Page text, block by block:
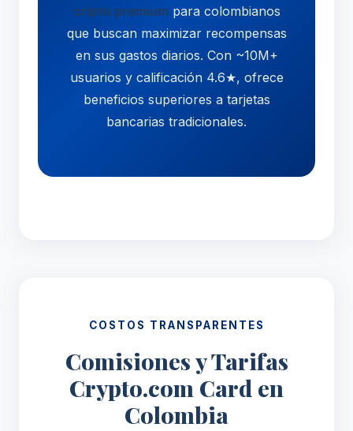
cripto premiumpara colombianos
que buscan maximizar recompensas
en sus gastos diarios. Con ~10M+
usuarios y calificación 4.6★, ofrece
beneficios superiores a tarjetas
bancarias tradicionales.
COSTOS TRANSPARENTES
Comisiones y Tarifas
Crypto.com Card en
Colombia